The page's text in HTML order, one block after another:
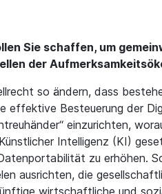
Sie schaffen, um
der
so ändern, dass
effektive Besteuerung der
einzurichten,
Intelligenz (KI)
zu erhöhen.
ausrichten, die
wirtschaftliche und